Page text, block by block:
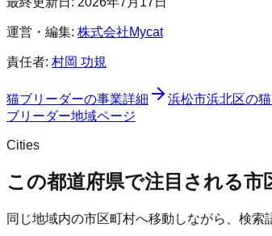
運営・編集: 株式会社Mycat
責任者: 村岡 功規
猫ブリーダーの事業詳細 浜松市浜北区の
ブリーダー地域ページ
Cities
この都道府県で注目される市
同じ地域内の市区町村へ移動しながら、検索